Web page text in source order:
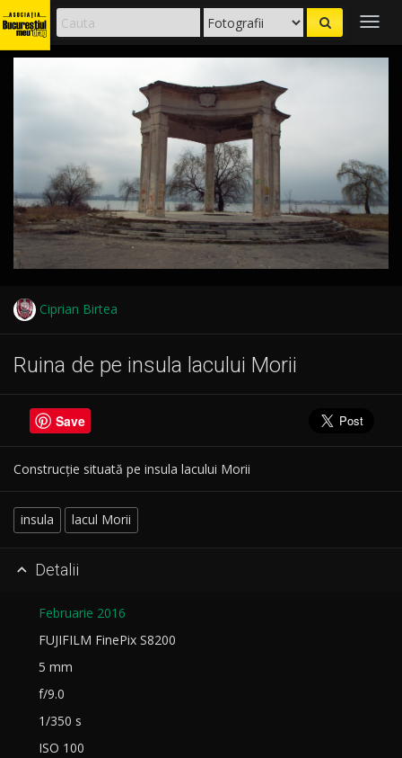
Ciprian Birtea
Ruina de pe insula lacului Morii
Save
Construcție situată pe insula lacului Morii
insula lacul Morii
 Detalii
Februarie 2016
FUJIFILM FinePix S8200
5 mm
f/9.0
1/350 s
ISO 100